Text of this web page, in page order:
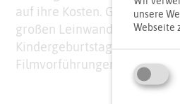
auf ihre Kosten. Genießt bei
großen Leinwand. Für
Kindergeburtstage. Im
Filmvorführungen in
Open
unsere
Webseite